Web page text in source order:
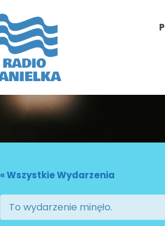
« Wszystkie Wydarzenia
To wydarzenie minęło.